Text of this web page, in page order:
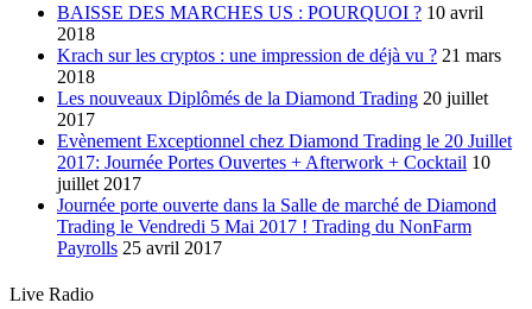
BAISSE DES MARCHES US : POURQUOI ? 10 avril
2018
Krach sur les cryptos : une impression de déjà vu ? 21 mars
2018
Les nouveaux Diplômés de la Diamond Trading 20 juillet
2017
Evènement Exceptionnel chez Diamond Trading le 20 Juillet
2017: Journée Portes Ouvertes + Afterwork + Cocktail 10
juillet 2017
Journée porte ouverte dans la Salle de marché de Diamond
Trading le Vendredi 5 Mai 2017 ! Trading du NonFarm
Payrolls 25 avril 2017
Live Radio